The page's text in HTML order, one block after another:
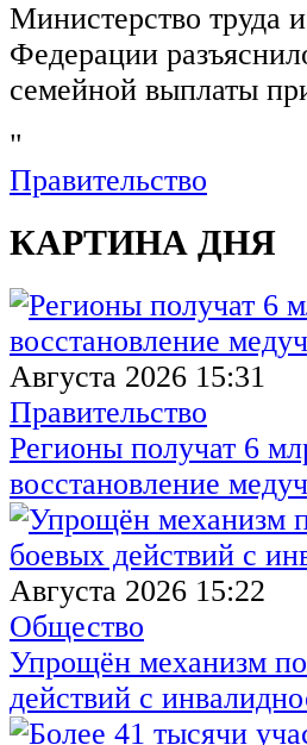
Министерство труда
Федерации
семейной выплаты
"
Правительство
КАРТИНА ДНЯ
Августа 2026 15:31
Правительство
Регионы получат 6
восстановление
Августа 2026 15:22
Общество
Упрощён механизм
действий с